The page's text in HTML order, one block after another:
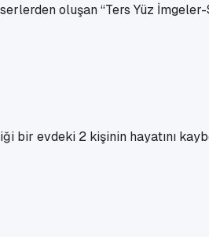
oluşan “Ters Yüz
bir evdeki 2 kişinin hayatını